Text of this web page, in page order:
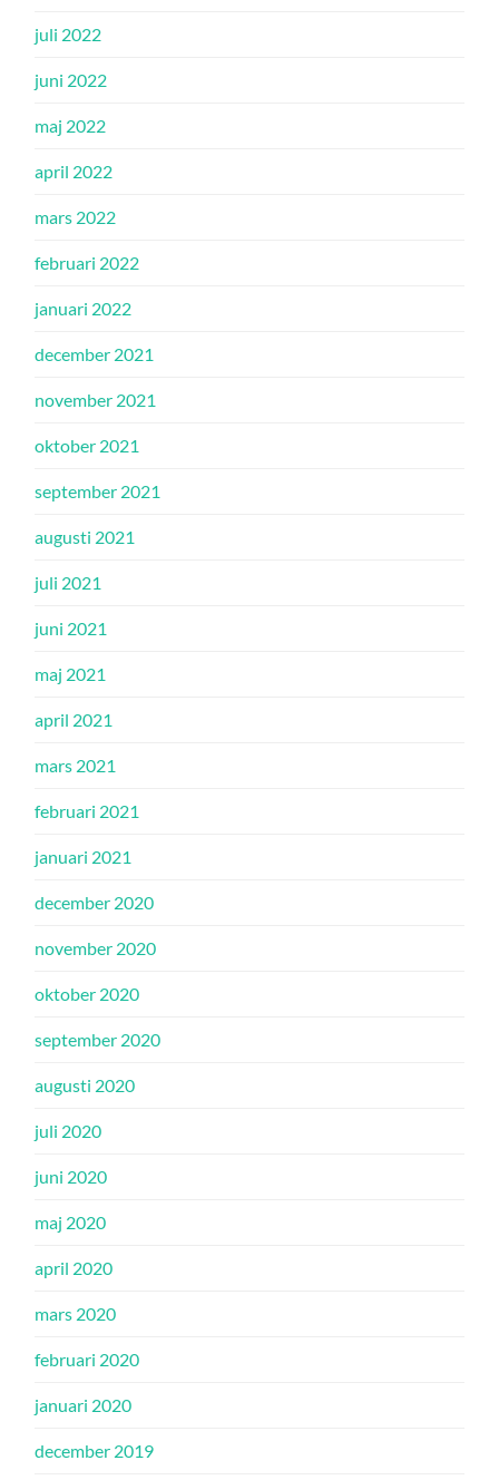
juli 2022
juni 2022
maj 2022
april 2022
mars 2022
februari 2022
januari 2022
december 2021
november 2021
oktober 2021
september 2021
augusti 2021
juli 2021
juni 2021
maj 2021
april 2021
mars 2021
februari 2021
januari 2021
december 2020
november 2020
oktober 2020
september 2020
augusti 2020
juli 2020
juni 2020
maj 2020
april 2020
mars 2020
februari 2020
januari 2020
december 2019